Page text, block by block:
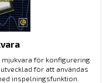
mjukvara för konfigurering
för att användas
inspelningsfunktion.